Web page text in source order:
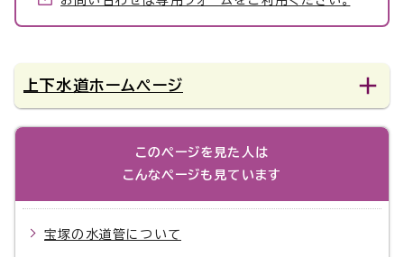
上下水道ホームページ
このページを見た人は
こんなページも見ています
宝塚の水道管について